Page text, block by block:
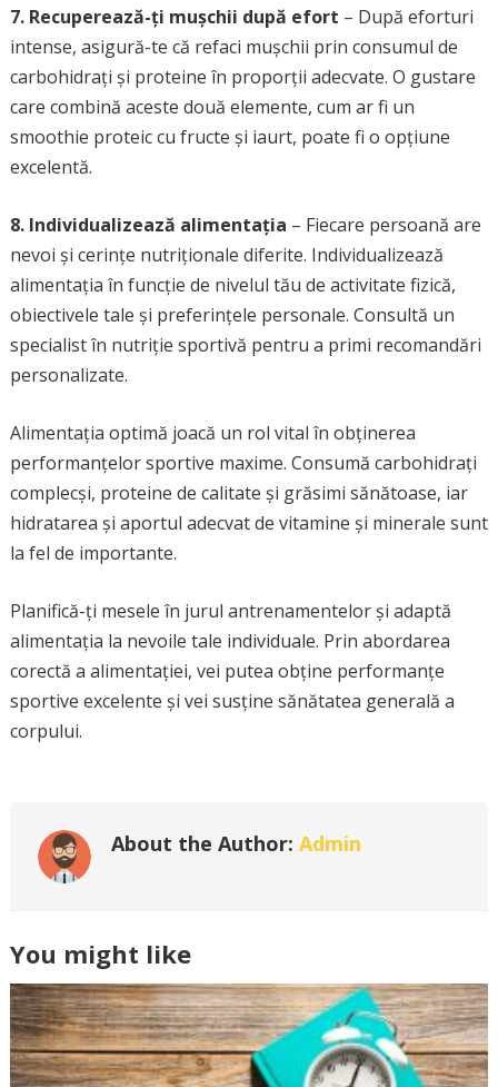
7. Recuperează-ți mușchii după efort – După eforturi
intense, asigură-te că refaci mușchii prin consumul de
carbohidrați și proteine în proporții adecvate. O gustare
care combină aceste două elemente, cum ar fi un
smoothie proteic cu fructe și iaurt, poate fi o opțiune
excelentă.
8. Individualizează alimentația – Fiecare persoană are
nevoi și cerințe nutriționale diferite. Individualizează
alimentația în funcție de nivelul tău de activitate fizică,
obiectivele tale și preferințele personale. Consultă un
specialist în nutriție sportivă pentru a primi recomandări
personalizate.
Alimentația optimă joacă un rol vital în obținerea
performanțelor sportive maxime. Consumă carbohidrați
complecși, proteine de calitate și grăsimi sănătoase, iar
hidratarea și aportul adecvat de vitamine și minerale sunt
la fel de importante.
Planifică-ți mesele în jurul antrenamentelor și adaptă
alimentația la nevoile tale individuale. Prin abordarea
corectă a alimentației, vei putea obține performanțe
sportive excelente și vei susține sănătatea generală a
corpului.
About the Author: Admin
You might like